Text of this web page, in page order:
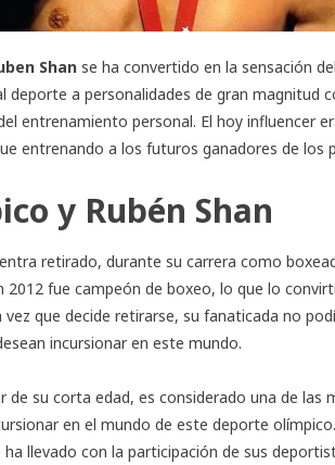
Shan se ha convertido en la sensación
a personalidades de gran magnitud
entrenamiento personal. El hoy influencer
entrenando a los futuros ganadores de los
y Rubén Shan
retirado, durante su carrera como
2012 fue campeón de boxeo, lo que lo
que decide retirarse, su fanaticada no
incursionar en este mundo.
de su corta edad, es considerado una de las
en el mundo de este deporte
llevado con la participación de sus